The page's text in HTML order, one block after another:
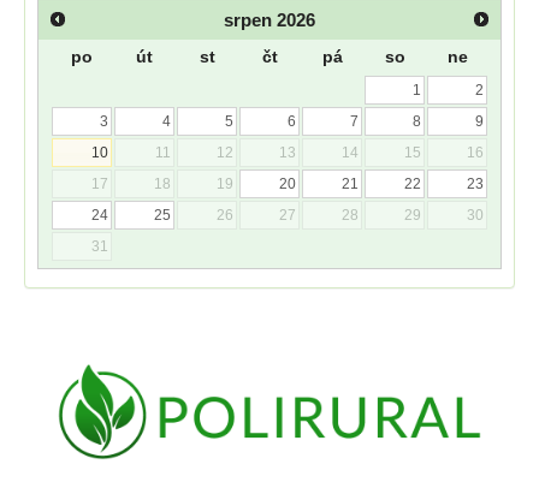
srpen 2026
po út st čt pá so ne
1
2
3
4 5 6 7 8
9
10
11 12 13 14 15
16
17
18 19 20 21 22
23
24
25 26 27 28 29
30
31